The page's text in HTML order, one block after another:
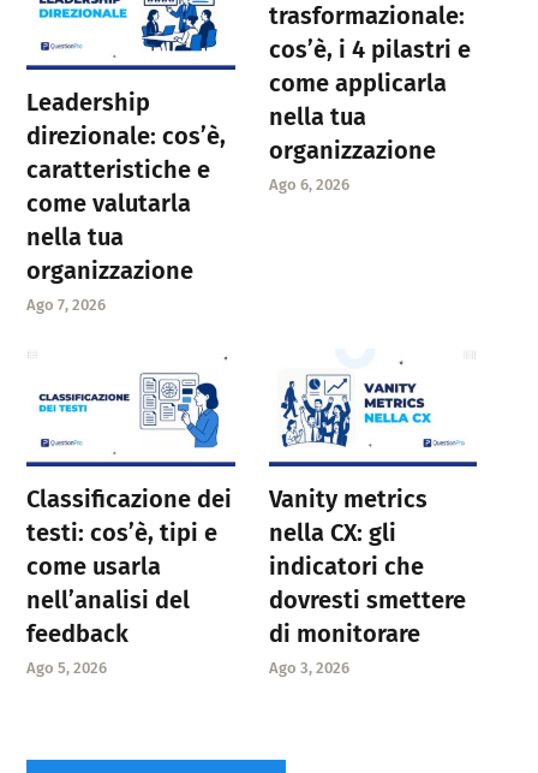
Leadership
direzionale: cos’è,
caratteristiche e
come valutarla
nella tua
organizzazione
Ago 7, 2026
trasformazionale:
cos’è, i 4 pilastri e
come applicarla
nella tua
organizzazione
Ago 6, 2026
Classificazione dei
testi: cos’è, tipi e
come usarla
nell’analisi del
feedback
Ago 5, 2026
Vanity metrics
nella CX: gli
indicatori che
dovresti smettere
di monitorare
Ago 3, 2026